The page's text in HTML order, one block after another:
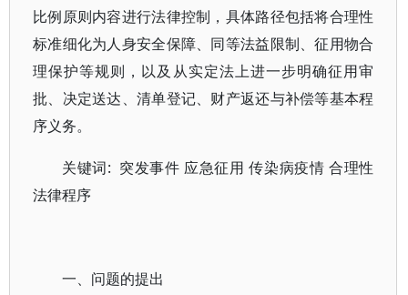
比例原则内容进行法律控制，具体路径包括将合理性
标准细化为人身安全保障、同等法益限制、征用物合
理保护等规则，以及从实定法上进一步明确征用审
批、决定送达、清单登记、财产返还与补偿等基本程
序义务。
关键词: 突发事件 应急征用 传染病疫情 合理性
法律程序
一、问题的提出